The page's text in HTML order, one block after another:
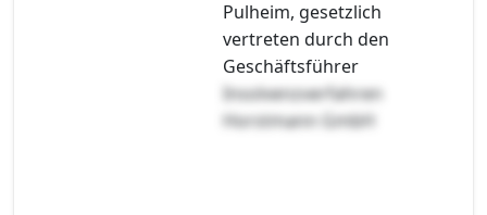
Pulheim, gesetzlich
vertreten durch den
Geschäftsführer
Insolvenzverfahren
Horstmann GmbH